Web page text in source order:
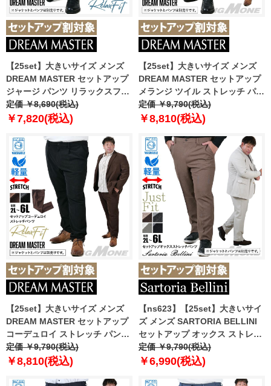
【25set】大きいサイズ メンズ
DREAM MASTER セットアップ
ジャージ パンツ リラックスフィ
ット ストレッチ 軽量 ウォッシャ
ブル イージーケア ライフスーツ
定価 ￥8,690(税込)
￥7,820(税込)
【25set】大きいサイズ メンズ
DREAM MASTER セットアップ
メランジ ツイル ストレッチ パン
ツ リラックスフィット 軽量 ウォ
ッシャブル イージーケア ライフ
定価 ￥9,790(税込)
￥8,810(税込)
【25set】大きいサイズ メンズ
DREAM MASTER セットアップ
コーデュロイ ストレッチ パンツ
リラックスフィット 軽量 ウォッ
シャブル イージーケア ライフス
定価 ￥9,790(税込)
￥8,810(税込)
【ns623】【25set】大きいサイ
ズ メンズ SARTORIA BELLINI
セットアップ オックス ストレッ
チ パンツ ジャストフィット 軽量
ウォッシャブル イージーケア ラ
定価 ￥9,790(税込)
￥6,990(税込)